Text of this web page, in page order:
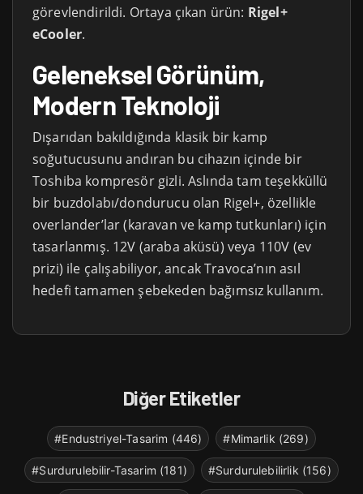
görevlendirildi. Ortaya çıkan ürün: Rigel+
eCooler.
Geleneksel Görünüm,
Modern Teknoloji
Dışarıdan bakıldığında klasik bir kamp
soğutucusunu andıran bu cihazın içinde bir
Toshiba kompresör gizli. Aslında tam teşekküllü
bir buzdolabı/dondurucu olan Rigel+, özellikle
overlander’lar (karavan ve kamp tutkunları) için
tasarlanmış. 12V (araba aküsü) veya 110V (ev
prizi) ile çalışabiliyor, ancak Travoca’nın asıl
hedefi tamamen şebekeden bağımsız kullanım.
Diğer Etiketler
#Endustriyel-Tasarim (446) #Mimarlik (269)
#Surdurulebilir-Tasarim (181) #Surdurulebilirlik (156)